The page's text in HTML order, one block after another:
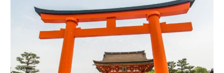
expériences
ne